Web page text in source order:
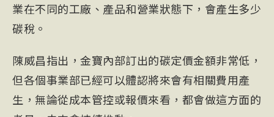
業在不同的工廠、產品和營業狀態下，會產生多少
碳稅。
陳威昌指出，金寶內部訂出的碳定價金額非常低，
但各個事業部已經可以體認將來會有相關費用產
生，無論從成本管控或報價來看，都會做這方面的